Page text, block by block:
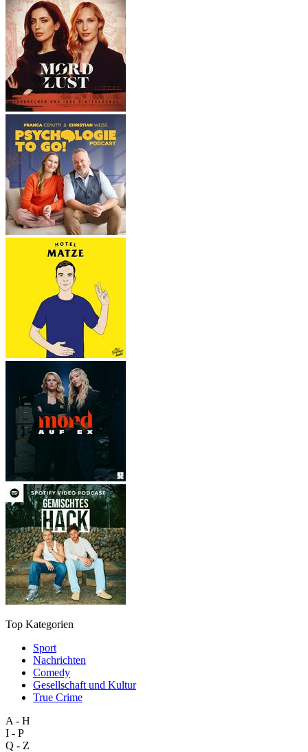
Top Kategorien
Sport
Nachrichten
Comedy
Gesellschaft und Kultur
True Crime
A - H
I - P
Q - Z